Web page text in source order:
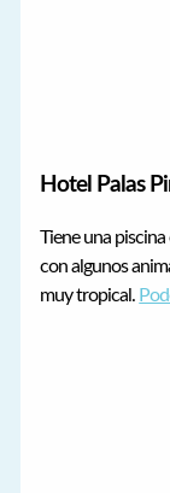
Hotel Palas
Tiene una
con algunos
muy tropical.